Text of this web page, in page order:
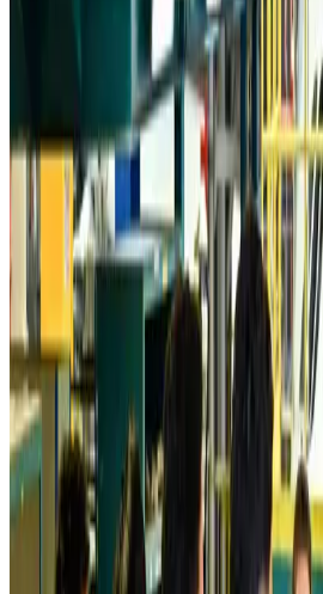
Australia launches 10-year tourism strategy
about 22 hours ago
Global tourism investment tops USD 1tr in
Tourismabout 23 hours ago
Prime Bank customers to receive Chery
Life & Style about 23 hours ago
Cathay Group reports record first-half profit
Aviation Business about 23 hours ago
Air India names former Ethiopian chief as
Airlines and RoutesAug 5, 2026
Kuwait Airways offers 20% discount on all-
Airlines and Routes Aug 5, 2026
Riyadh Air debuts Mumbai flights, opens